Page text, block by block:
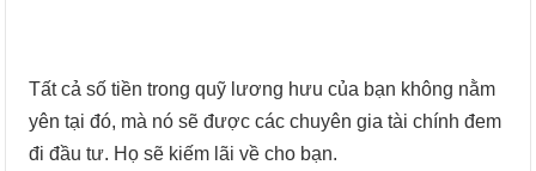
Tất cả số tiền trong quỹ lương hưu của bạn không nằm
yên tại đó, mà nó sẽ được các chuyên gia tài chính đem
đi đầu tư. Họ sẽ kiếm lãi về cho bạn.